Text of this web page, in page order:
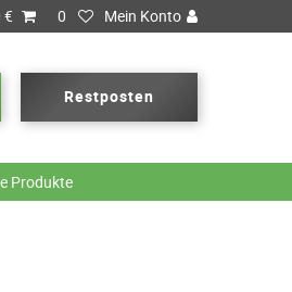
Mein Konto
0
€
Restposten
Produkte